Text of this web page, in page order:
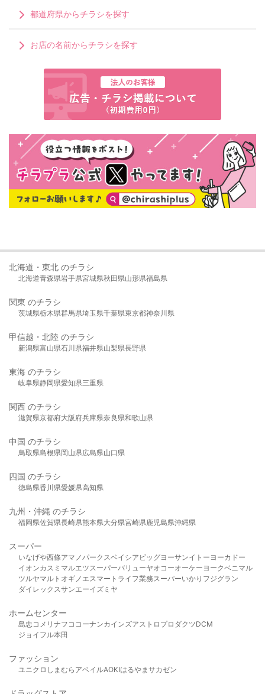
都道府県からチラシを探す
お店の名前からチラシを探す
北海道・東北 のチラシ
北海道青森県岩手県宮城県秋田県山形県福島県
関東 のチラシ
茨城県栃木県群馬県埼玉県千葉県東京都神奈川県
甲信越・北陸 のチラシ
新潟県富山県石川県福井県山梨県長野県
東海 のチラシ
岐阜県静岡県愛知県三重県
関西 のチラシ
滋賀県京都府大阪府兵庫県奈良県和歌山県
中国 のチラシ
鳥取県島根県岡山県広島県山口県
四国 のチラシ
徳島県香川県愛媛県高知県
九州・沖縄 のチラシ
福岡県佐賀県長崎県熊本県大分県宮崎県鹿児島県沖縄県
スーパー
いなげや西條アマノパークスベイシア ビッグヨーサンイトーヨーカドー
イオンカスミ マルエツスーパーバリューヤオコーオーケー ヨークベニマル
ツルヤマルト オギノ エスマート ライフ業務スーパーいかり フジグラン
ダイレックスサンエーイズミヤ
ホームセンター
島忠 コメリ ナフコ コーナンカインズアストロプロダクツDCM
ジョイフル本田
ファッション
ユニクロ しまむら アベイルAOKIはるやま サカゼン